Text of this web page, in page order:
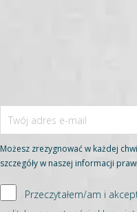
Możesz zrezygnować w każdej
szczegóły w naszej informacji
Przeczytałem/am i